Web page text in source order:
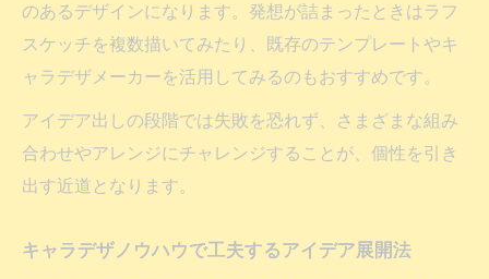
のあるデザインになります。発想が詰まったときはラフ
スケッチを複数描いてみたり、既存のテンプレートやキ
ャラデザメーカーを活用してみるのもおすすめです。
アイデア出しの段階では失敗を恐れず、さまざまな組み
合わせやアレンジにチャレンジすることが、個性を引き
出す近道となります。
キャラデザノウハウで工夫するアイデア展開法